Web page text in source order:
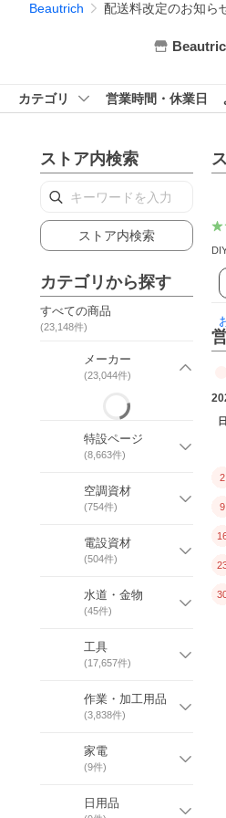
Beautrich 配送料改定のお知ら
カテゴリ 営業時間・休業日
ストア内検索
ストア内検索
カテゴリから探す
すべての商品
(23,148件)
メーカー
(23,044件)
特設ページ
(8,663件)
空調資材
(754件)
電設資材
(504件)
水道・金物
(45件)
工具
(17,657件)
作業・加工用品
(3,838件)
家電
(9件)
日用品
日
2
9